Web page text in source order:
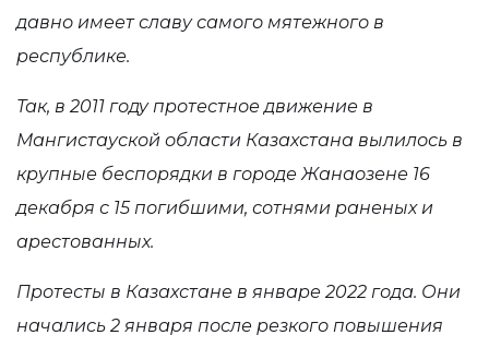
давно имеет славу самого мятежного в
республике.
Так, в 2011 году протестное движение в
Мангистауской области Казахстана вылилось в
крупные беспорядки в городе Жанаозене 16
декабря с 15 погибшими, сотнями раненых и
арестованных.
Протесты в Казахстане в январе 2022 года. Они
начались 2 января после резкого повышения